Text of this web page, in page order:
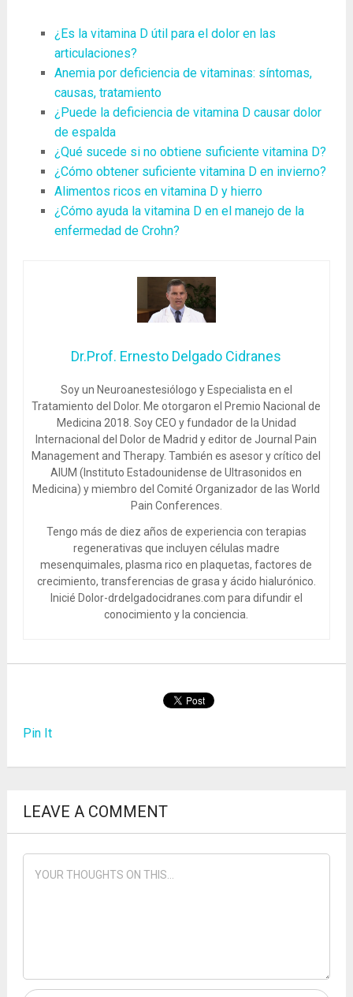
¿Es la vitamina D útil para el dolor en las
articulaciones?
Anemia por deficiencia de vitaminas: síntomas,
causas, tratamiento
¿Puede la deficiencia de vitamina D causar dolor
de espalda
¿Qué sucede si no obtiene suficiente vitamina D?
¿Cómo obtener suficiente vitamina D en invierno?
Alimentos ricos en vitamina D y hierro
¿Cómo ayuda la vitamina D en el manejo de la
enfermedad de Crohn?
Dr.Prof. Ernesto Delgado Cidranes
Soy un Neuroanestesiólogo y Especialista en el
Tratamiento del Dolor. Me otorgaron el Premio Nacional de
Medicina 2018. Soy CEO y fundador de la Unidad
Internacional del Dolor de Madrid y editor de Journal Pain
Management and Therapy. También es asesor y crítico del
AIUM (Instituto Estadounidense de Ultrasonidos en
Medicina) y miembro del Comité Organizador de las World
Pain Conferences.
Tengo más de diez años de experiencia con terapias
regenerativas que incluyen células madre
mesenquimales, plasma rico en plaquetas, factores de
crecimiento, transferencias de grasa y ácido hialurónico.
Inicié Dolor-drdelgadocidranes.com para difundir el
conocimiento y la conciencia.
Pin It
LEAVE A COMMENT